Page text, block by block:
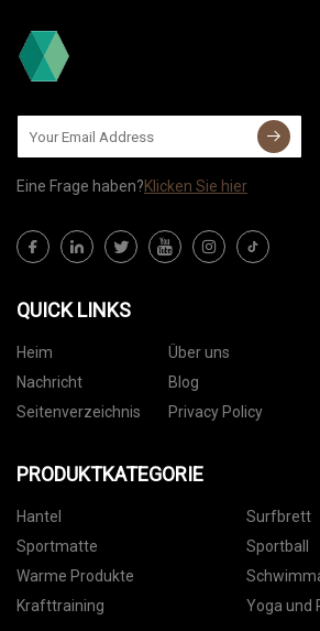
Eine Frage haben?Klicken Sie hier
QUICK LINKS
Heim Über uns
Nachricht
Blog
Seitenverzeichnis
Privacy Policy
PRODUKTKATEGORIE
Hantel
Surfbrett
Sportmatte
Sportball
Warme Produkte
Krafttraining
Yoga und